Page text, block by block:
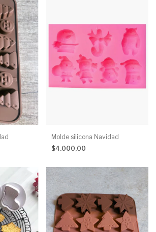
Molde silicona Navidad
$4.000,00